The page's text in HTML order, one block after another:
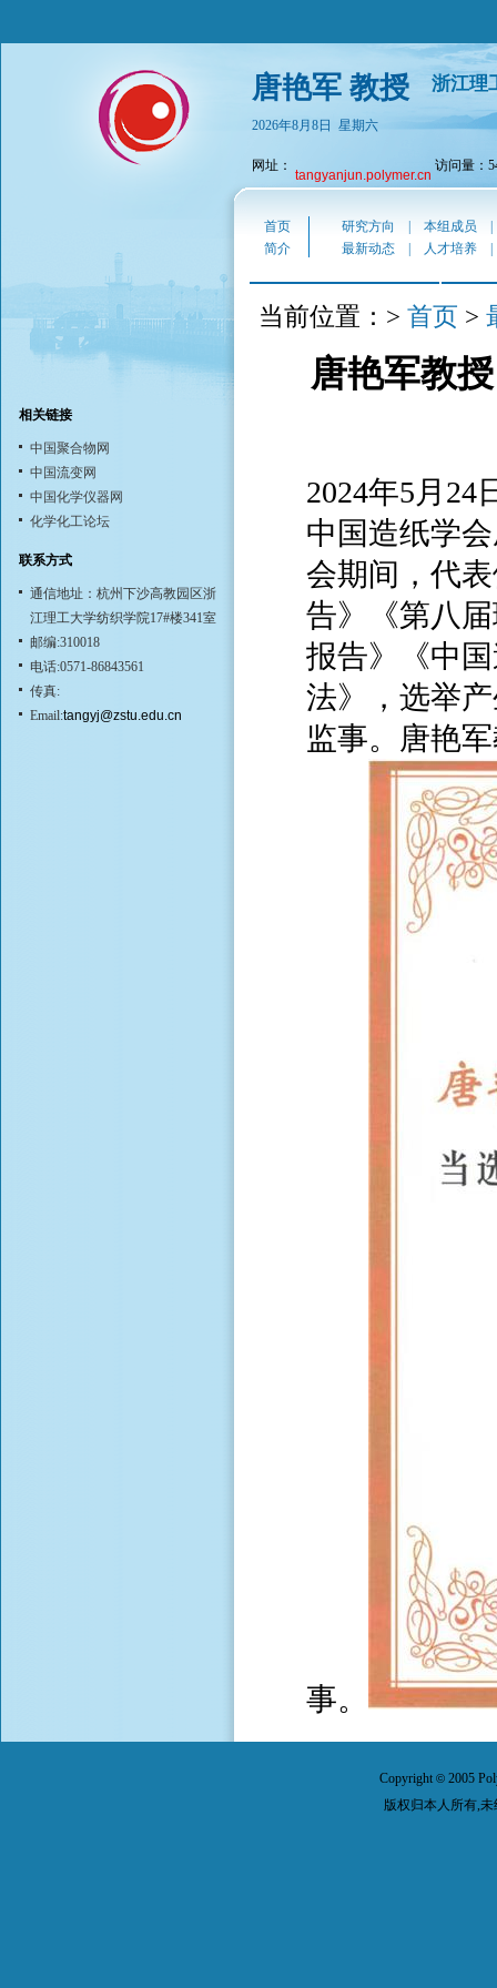
唐艳军 教授 浙江理
2026年8月8日 星期六
网址： tangyanjun.polymer.cn 访问量：
相关链接
中国聚合物网
中国流变网
中国化学仪器网
化学化工论坛
联系方式
通信地址：杭州下沙高教园区浙
江理工大学纺织学院17#楼341室
邮编:310018
电话:0571-86843561
传真:
Email:tangyj@zstu.edu.cn
首页 研究方向 本组成员
简介
最新动态 人才培养
当前位置：> 首页 >
唐艳军教
2024年5月
中国造纸学
会期间，代
告》《第八
报告》《中
法》，选举
监事。唐艳
事。
Copyright© 2005
版权归本人所有,